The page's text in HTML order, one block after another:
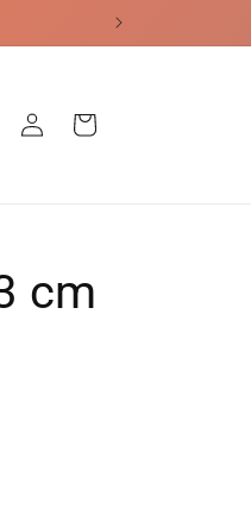
EinloggenWarenkorb
cm